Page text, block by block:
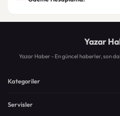
Yazar
Yazar Haber - En güncel haberler, son
Kategoriler
Servisler